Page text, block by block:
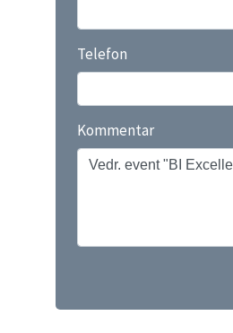
Telefon
Kommentar